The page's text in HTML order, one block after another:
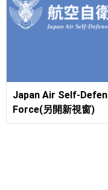
Japan Air Self-
Force(另開新視窗)